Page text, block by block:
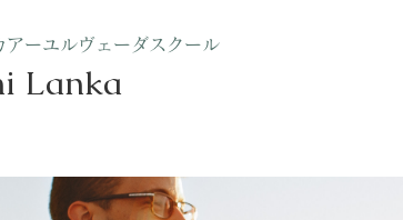
アーユルヴェーダスクール
Lanka​